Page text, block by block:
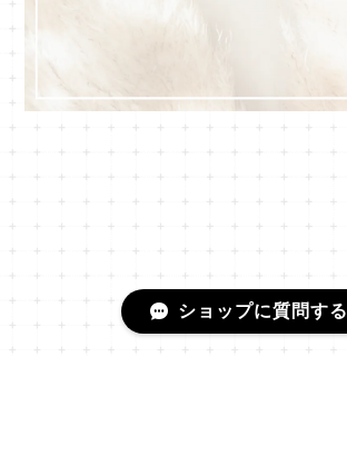
ショップに質問する